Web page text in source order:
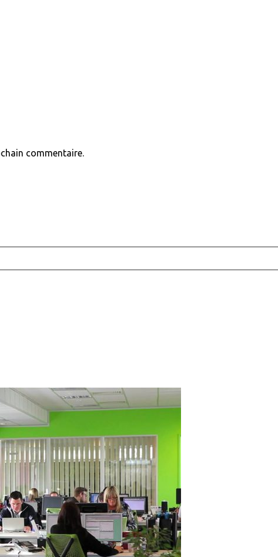
commentaire.